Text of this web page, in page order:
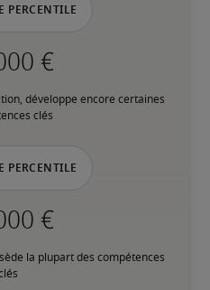
percentile
développe encore certaines
clés
percentile
la plupart des compétences